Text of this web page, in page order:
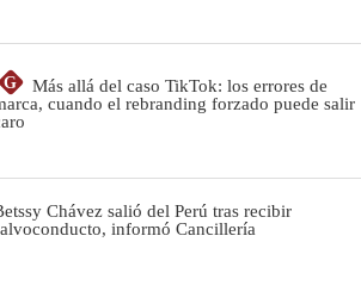
G
Más allá del caso TikTok: los errores de
cuando el rebranding forzado puede salir
Chávez salió del Perú tras recibir
informó Cancillería